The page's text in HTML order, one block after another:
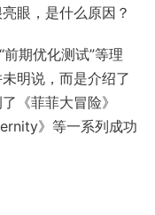
眼，是什么原因？
期优化测试”等理
明说，而是介绍了
《菲菲大冒险》
》等一系列成功